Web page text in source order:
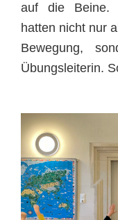
auf die Beine.
hatten nicht nur
Bewegung,
Übungsleiterin.